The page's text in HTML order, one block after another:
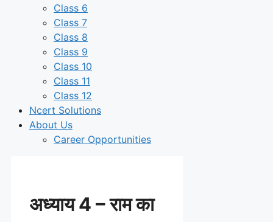
Class 6
Class 7
Class 8
Class 9
Class 10
Class 11
Class 12
Ncert Solutions
About Us
Career Opportunities
अध्याय 4 – राम का